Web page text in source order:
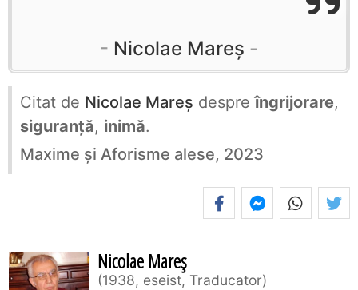
Nicolae Mareș
Citat de Nicolae Mareș despreîngrijorare,
siguranță, inimă.
Maxime și Aforisme alese, 2023
Nicolae Mareș
1938, eseist, Traducator